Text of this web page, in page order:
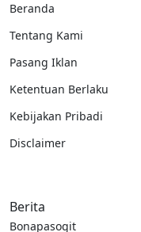
Beranda
Tentang Kami
Pasang Iklan
Ketentuan Berlaku
Kebijakan Pribadi
Disclaimer
Berita
Bonapasogit